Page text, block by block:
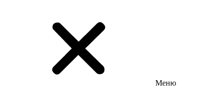
Меню